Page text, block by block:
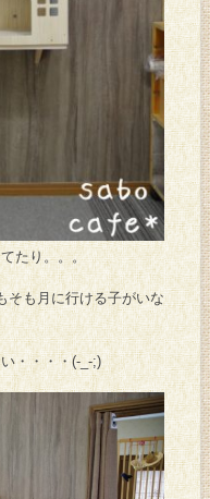
たり。。。
そも月に行ける子がいな
・・・・(-_-;)